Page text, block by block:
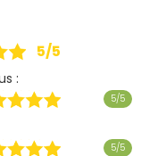
5/5
:
5/5
5/5